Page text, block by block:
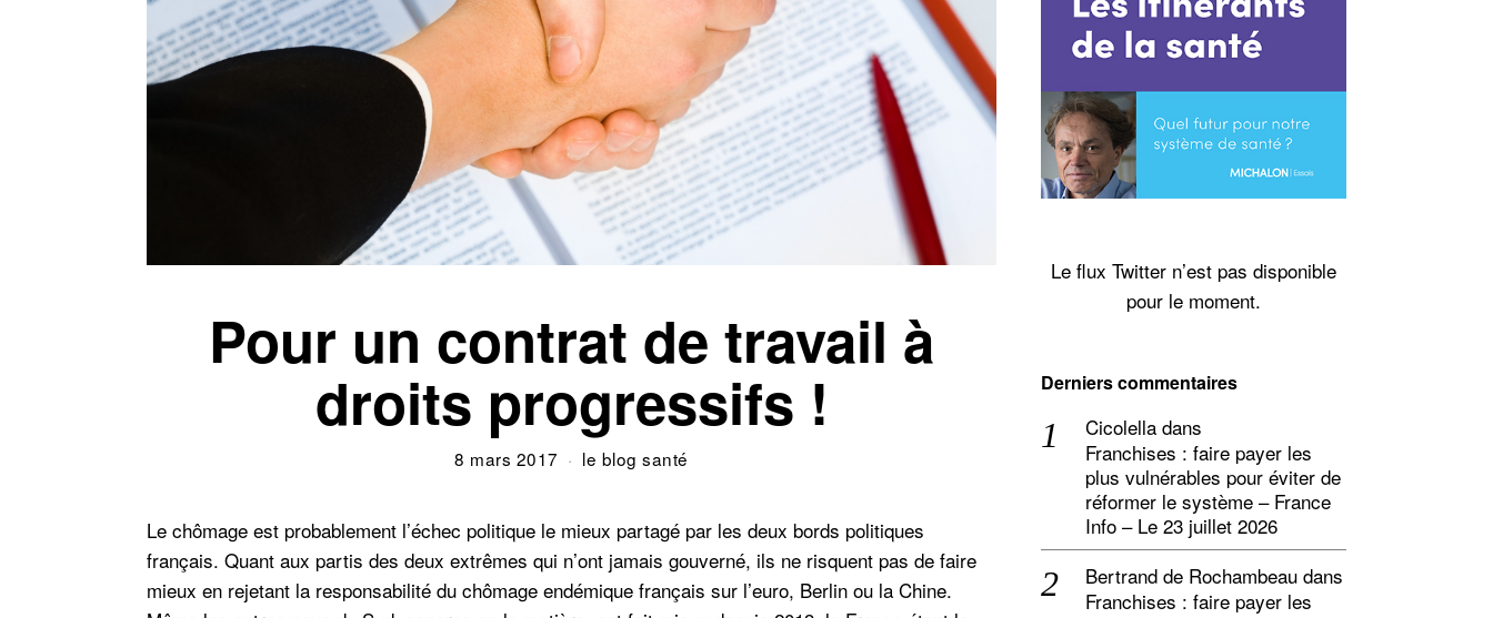
Pour un contrat de travail à
droits progressifs !
8 mars 2017 le blog santé
Le chômage est probablement l’échec politique le mieux partagé par les deux bords politiques
français. Quant aux partis des deux extrêmes qui n’ont jamais gouverné, ils ne risquent pas de faire
mieux en rejetant la responsabilité du chômage endémique français sur l’euro, Berlin ou la Chine.
Le flux Twitter n’est pas disponible
pour le moment.
Derniers commentaires
Cicolella dans
Franchises : faire payer les
plus vulnérables pour éviter de
réformer le système – France
Info – Le 23 juillet 2026
Bertrand de Rochambeau dans
Franchises : faire payer les